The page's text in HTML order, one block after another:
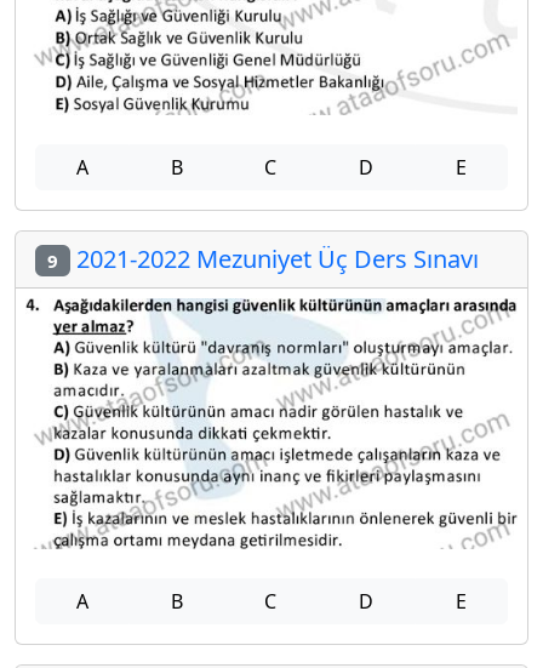
A B C D E
9 2021-2022 Mezuniyet Üç Ders Sınavı
A B C D E